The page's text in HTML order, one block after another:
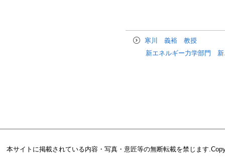
寒川 義裕 教授
新エネルギー力学部門 新
本サイトに掲載されている内容・写真・意匠等の無断転載を禁じます.